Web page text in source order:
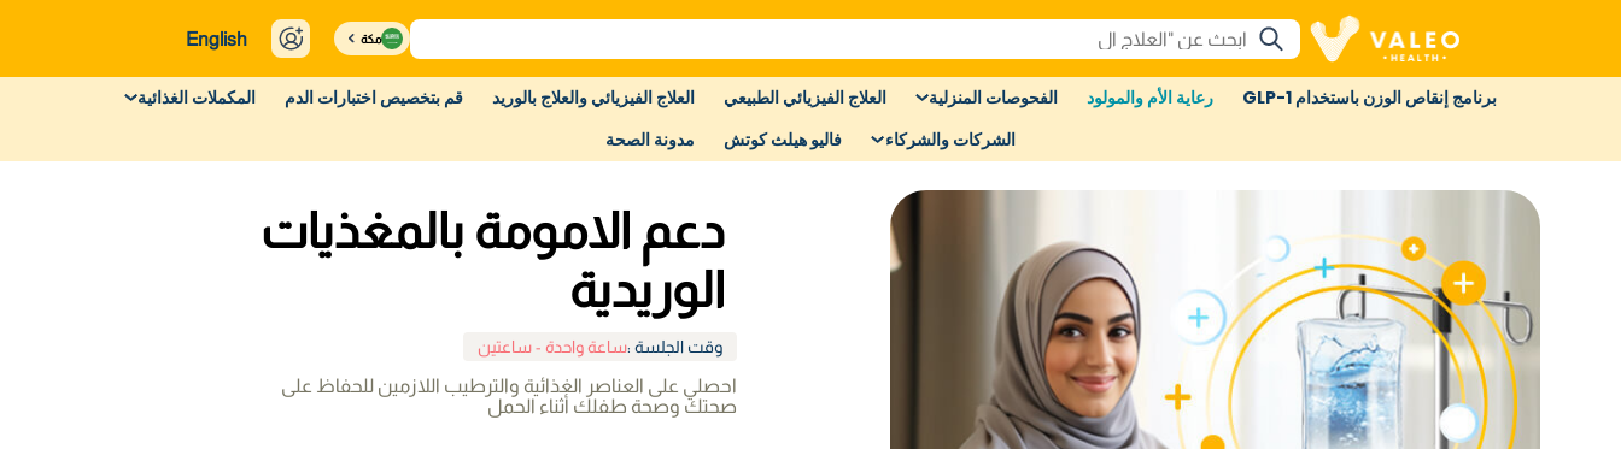
مكة English
برنامج إنقاص الوزن باستخدام GLP-1 رعاية الأم والمولود الفحوصات المنزلية العلاج الفيزيائي الطبيعي العلاج الفيزيائي والعلاج بالوريد قم بتخصيص اختبارات الدم
المكملات الغذائية
الشركات والشركاء
فاليو هيلث كوتش مدونة الصحة
دعم الامومة بالمغذيات
الوريدية
وقت الجلسة :ساعة واحدة - ساعتين
احصلي على العناصر الغذائية والترطيب اللازمين للحفاظ على
صحتك وصحة طفلك أثناء الحمل